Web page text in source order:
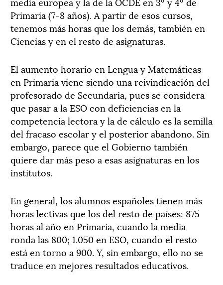
Primaria (7-8 años). A partir de esos cursos,
tenemos más horas que los demás, también en
Ciencias y en el resto de asignaturas.
El aumento horario en Lengua y Matemáticas
en Primaria viene siendo una reivindicación del
profesorado de Secundaria, pues se considera
que pasar a la ESO con deficiencias en la
competencia lectora y la de cálculo es la semilla
del fracaso escolar y el posterior abandono. Sin
embargo, parece que el Gobierno también
quiere dar más peso a esas asignaturas en los
institutos.
En general, los alumnos españoles tienen más
horas lectivas que los del resto de países: 875
horas al año en Primaria, cuando la media
ronda las 800; 1.050 en ESO, cuando el resto
está en torno a 900. Y, sin embargo, ello no se
traduce en mejores resultados educativos.